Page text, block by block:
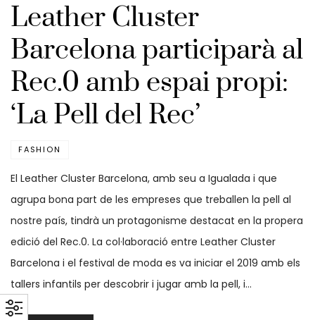
Leather Cluster
Barcelona participarà al
Rec.0 amb espai propi:
‘La Pell del Rec’
FASHION
El Leather Cluster Barcelona, amb seu a Igualada i que
agrupa bona part de les empreses que treballen la pell al
nostre país, tindrà un protagonisme destacat en la propera
edició del Rec.0. La col·laboració entre Leather Cluster
Barcelona i el festival de moda es va iniciar el 2019 amb els
tallers infantils per descobrir i jugar amb la pell, i…